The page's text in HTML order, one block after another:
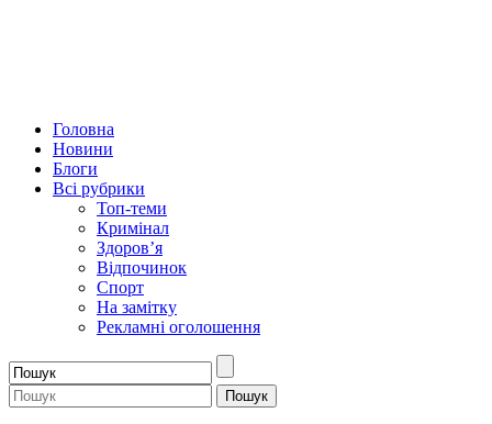
Головна
Новини
Блоги
Всі рубрики
Топ-теми
Кримінал
Здоров’я
Відпочинок
Спорт
На замітку
Рекламні оголошення